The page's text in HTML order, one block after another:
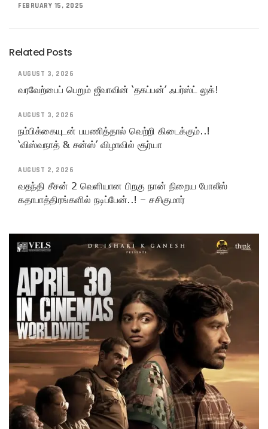
FEBRUARY 15, 2025
Related Posts
AUGUST 3, 2026
வரவேற்பைப் பெறும் ஜீவாவின் ‘தகப்பன்’ ஃபர்ஸ்ட் லுக்!
AUGUST 3, 2026
நம்பிக்கையுடன் பயணித்தால் வெற்றி கிடைக்கும்..!
‘விஸ்வநாத் & சன்ஸ்’ விழாவில் சூர்யா
AUGUST 2, 2026
வதந்தி சீசன் 2 வெளியான பிறகு நான் நிறைய போலீஸ்
கதாபாத்திரங்களில் நடிப்பேன்..! – சசிகுமார்